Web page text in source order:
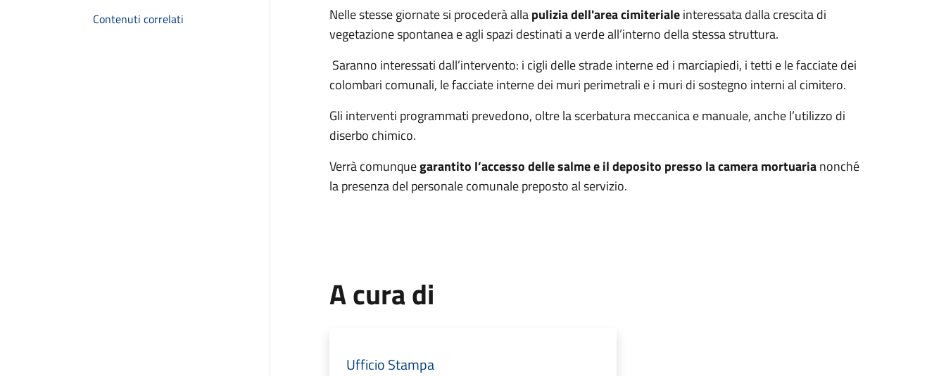
Contenuti correlati
Nelle stesse giornate si procederà allapulizia dell'area cimiterialeinteressata dalla crescita di
vegetazione spontanea e agli spazi destinati a verde all’interno della stessa struttura.
Saranno interessati dall’intervento: i cigli delle strade interne ed i marciapiedi, i tetti e le facciate dei
colombari comunali, le facciate interne dei muri perimetrali e i muri di sostegno interni al cimitero.
Gli interventi programmati prevedono, oltre la scerbatura meccanica e manuale, anche l’utilizzo di
diserbo chimico.
Verrà comunquegarantito l’accesso delle salme e il deposito presso la camera mortuarianonché
la presenza del personale comunale preposto al servizio.
A cura di
Ufficio Stampa